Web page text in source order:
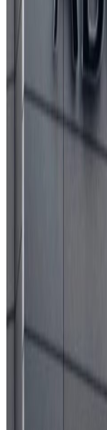
फैलिदा उच्च
यस वेवसाइटमा
प्रतिक्रिया,
पठाउनुहोला ।
टेवा पुग्नेछ । सम्पर्क
टिप्पणीहरू लोड हुँदैछ…
मध्यपूर्वका
२०२६ अप्रिल